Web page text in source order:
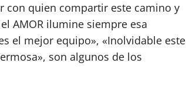
con quien compartir este camino y
AMOR ilumine siempre esa
el mejor equipo», «Inolvidable este
son algunos de los